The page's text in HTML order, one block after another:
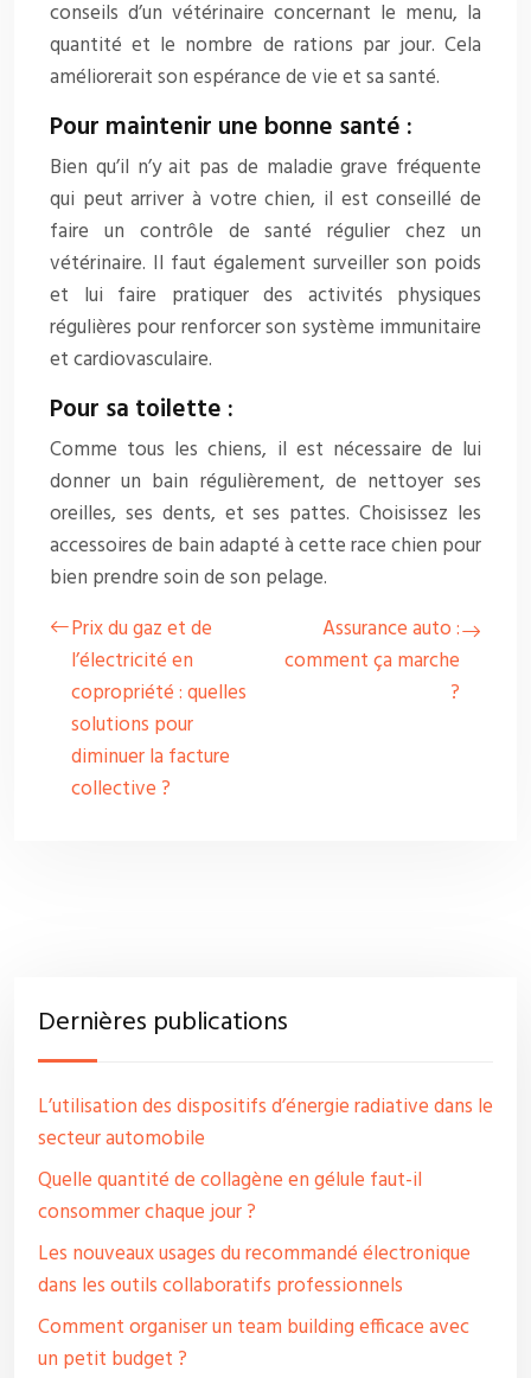
conseils d’un vétérinaire concernant le menu, la
quantité et le nombre de rations par jour. Cela
améliorerait son espérance de vie et sa santé.
Pour maintenir une bonne santé :
Bien qu’il n’y ait pas de maladie grave fréquente
qui peut arriver à votre chien, il est conseillé de
faire un contrôle de santé régulier chez un
vétérinaire. Il faut également surveiller son poids
et lui faire pratiquer des activités physiques
régulières pour renforcer son système immunitaire
et cardiovasculaire.
Pour sa toilette :
Comme tous les chiens, il est nécessaire de lui
donner un bain régulièrement, de nettoyer ses
oreilles, ses dents, et ses pattes. Choisissez les
accessoires de bain adapté à cette race chien pour
bien prendre soin de son pelage.
Prix du gaz et de
l’électricité en
copropriété : quelles
solutions pour
diminuer la facture
collective ?
Assurance auto :
comment ça marche
?
Dernières publications
L’utilisation des dispositifs d’énergie radiative dans le
secteur automobile
Quelle quantité de collagène en gélule faut-il
consommer chaque jour ?
Les nouveaux usages du recommandé électronique
dans les outils collaboratifs professionnels
Comment organiser un team building efficace avec
un petit budget ?